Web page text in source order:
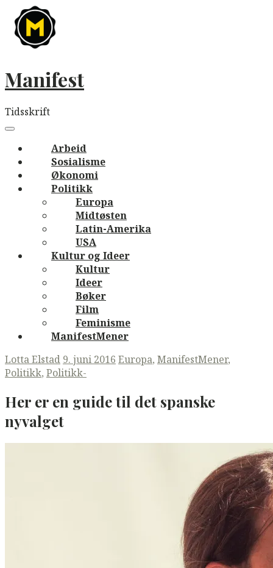
Skip
content
Manifest
Tidsskrift
navigation
Menu
Arbeid
Sosialisme
Økonomi
Politikk
Europa
Midtøsten
Latin-Amerika
USA
Kultur og Ideer
Kultur
Ideer
Bøker
Film
Feminisme
ManifestMener
Lotta Elstad 9. juni 2016 Europa, ManifestMener,
Politikk, Politikk-
Her er en guide til det spanske
nyvalget